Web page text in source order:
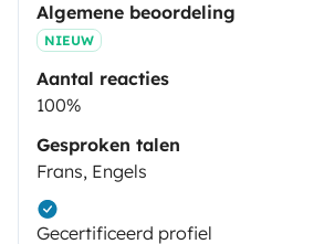
Algemene beoordeling
NIEUW
Aantal reacties
100%
Gesproken talen
Frans, Engels
Gecertificeerd profiel